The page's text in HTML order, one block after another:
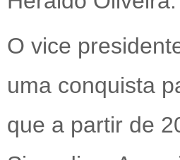
O vice
uma conquista
que a partir de